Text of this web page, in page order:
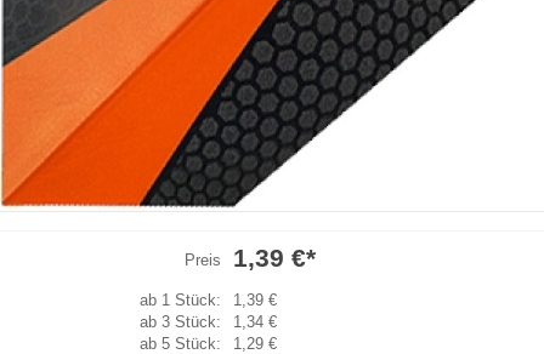
Preis 1,39 €*
ab 1 Stück:
1,39 €
ab 3 Stück:
1,34 €
ab 5 Stück:
1,29 €